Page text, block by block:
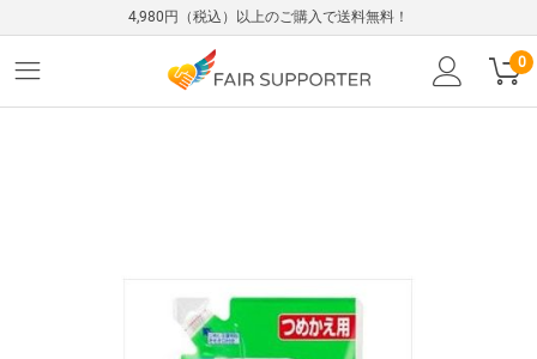
4,980円（税込）以上のご購入で送料無料！
0